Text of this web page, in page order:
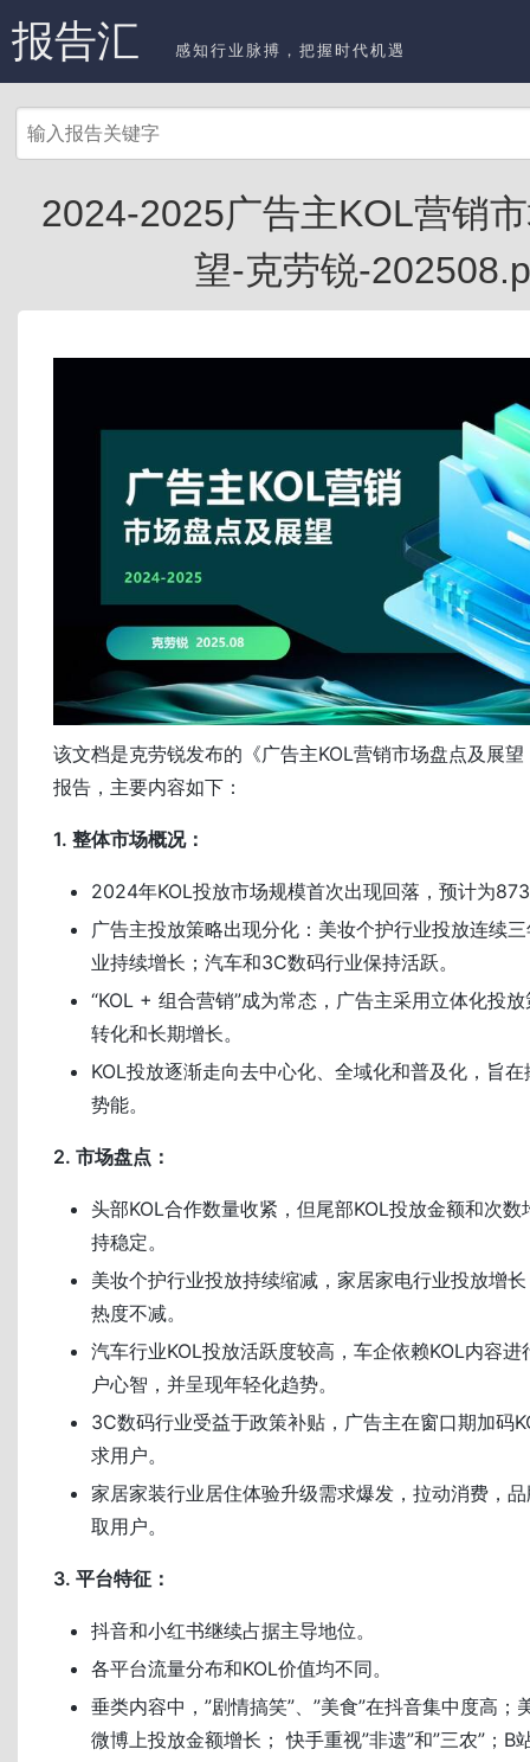
报告汇 感知行业脉搏，把握时代机遇
2024-2025广告主KOL营销
望-克劳锐-
该文档是克劳锐发布的《广告主KOL营销市场盘点及展
报告，主要内容如下：
1. 整体市场概况：
2024年KOL投放市场规模首次出现回落，预计为
广告主投放策略出现分化：美妆个护行业投放连续
业持续增长；汽车和3C数码行业保持活跃。
“KOL + 组合营销”成为常态，广告主采用立体化投
转化和长期增长。
KOL投放逐渐走向去中心化、全域化和普及化，旨
势能。
2. 市场盘点：
头部KOL合作数量收紧，但尾部KOL投放金额和次数
持稳定。
美妆个护行业投放持续缩减，家居家电行业投放增
热度不减。
汽车行业KOL投放活跃度较高，车企依赖KOL内容
户心智，并呈现年轻化趋势。
3C数码行业受益于政策补贴，广告主在窗口期加码
求用户。
家居家装行业居住体验升级需求爆发，拉动消费，
取用户。
3. 平台特征：
抖音和小红书继续占据主导地位。
各平台流量分布和KOL价值均不同。
垂类内容中，”剧情搞笑”、”美食”在抖音集中度高；
微博上投放金额增长； 快手重视”非遗”和”三农”；B